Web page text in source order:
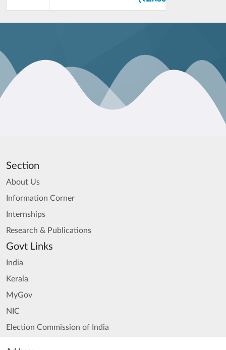
Section
About Us
Information Corner
Internships
Research & Publications
Govt Links
India
Kerala
MyGov
NIC
Election Commission of India